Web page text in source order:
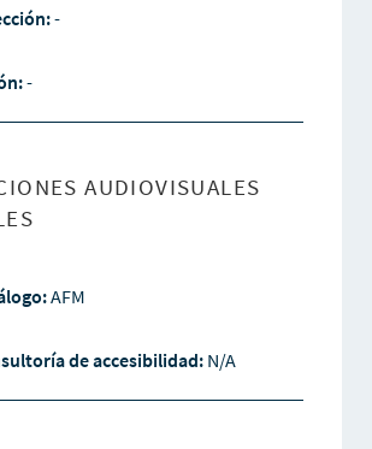
-
-
AUDIOVISUALES
AFM
de accesibilidad:N/A